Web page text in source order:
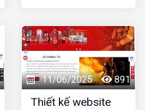
11/06/2025 891
Thiết kế website